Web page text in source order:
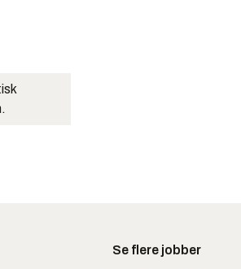
Se flere jobber